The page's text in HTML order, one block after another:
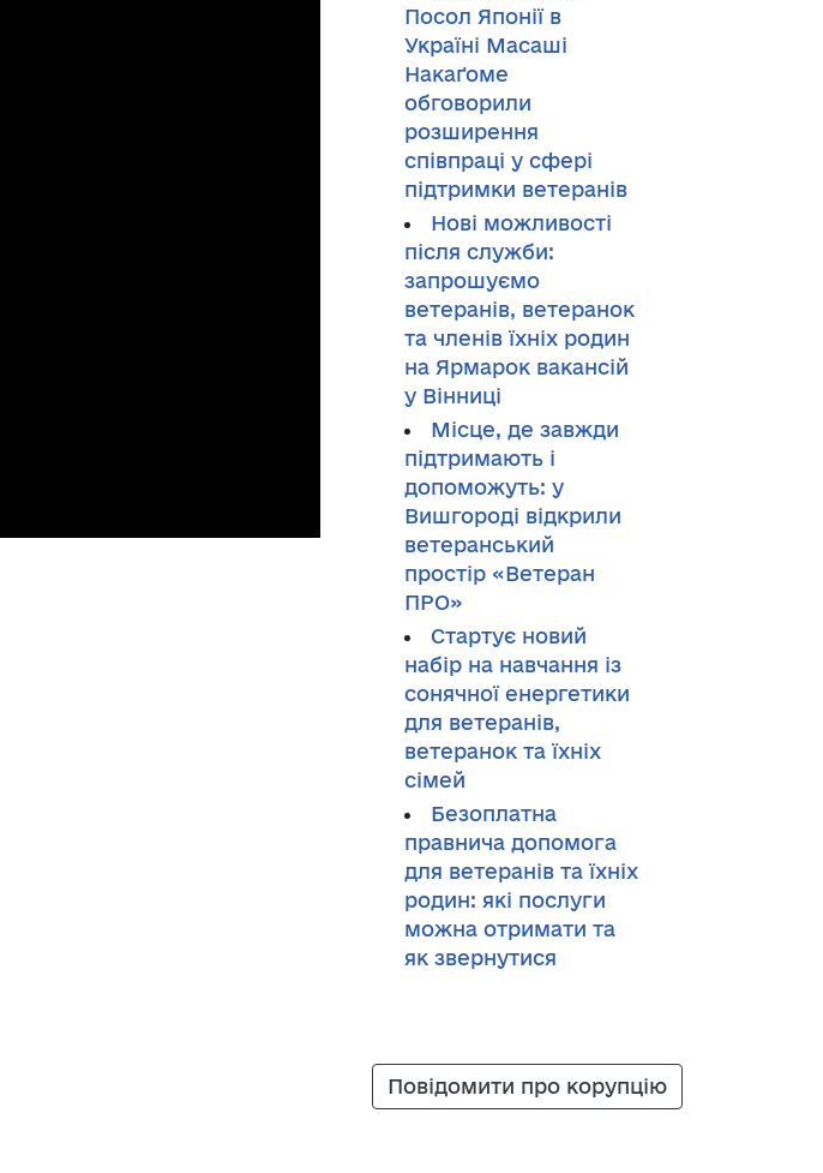
Посол Японії в
Україні Масаші
Накаґоме
обговорили
розширення
співпраці у сфері
підтримки ветеранів
Нові можливості
після служби:
запрошуємо
ветеранів, ветеранок
та членів їхніх родин
на Ярмарок вакансій
у Вінниці
Місце, де завжди
підтримають і
допоможуть: у
Вишгороді відкрили
ветеранський
простір «Ветеран
ПРО»
Стартує новий
набір на навчання із
сонячної енергетики
для ветеранів,
ветеранок та їхніх
сімей
Безоплатна
правнича допомога
для ветеранів та їхніх
родин: які послуги
можна отримати та
як звернутися
Повідомити про корупцію